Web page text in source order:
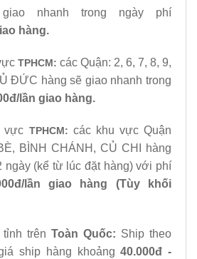
nhanh trong ngày phí
hàng.
TPHCM: các Quận: 2, 6, 7, 8, 9,
ĐỨC hàng sẽ giao nhanh trong
lần giao hàng.
vực TPHCM: các khu vực Quận
BÌNH CHÁNH, CỦ CHI hàng
ngày (kể từ lúc đặt hàng) với phí
lần giao hàng (Tùy khối
trên Toàn Quốc: Ship theo
ship hàng khoảng40.000đ -